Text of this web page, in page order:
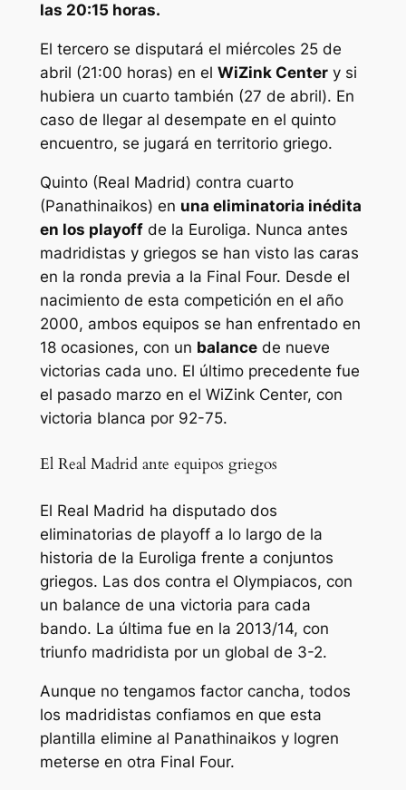
las 20:15 horas.
El tercero se disputará el miércoles 25 de
abril (21:00 horas) en el WiZink Centery si
hubiera un cuarto también (27 de abril). En
caso de llegar al desempate en el quinto
encuentro, se jugará en territorio griego.
Quinto (Real Madrid) contra cuarto
(Panathinaikos) en una eliminatoria inédita
en los playoffde la Euroliga. Nunca antes
madridistas y griegos se han visto las caras
en la ronda previa a la Final Four. Desde el
nacimiento de esta competición en el año
2000, ambos equipos se han enfrentado en
18 ocasiones, con un balancede nueve
victorias cada uno. El último precedente fue
el pasado marzo en el WiZink Center, con
victoria blanca por 92-75.
El Real Madrid ante equipos griegos
El Real Madrid ha disputado dos
eliminatorias de playoff a lo largo de la
historia de la Euroliga frente a conjuntos
griegos. Las dos contra el Olympiacos, con
un balance de una victoria para cada
bando. La última fue en la 2013/14, con
triunfo madridista por un global de 3-2.
Aunque no tengamos factor cancha, todos
los madridistas confiamos en que esta
plantilla elimine al Panathinaikos y logren
meterse en otra Final Four.